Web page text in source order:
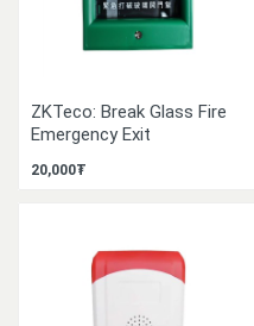
ZKTeco: Break Glass Fire
Emergency Exit
20,000₮